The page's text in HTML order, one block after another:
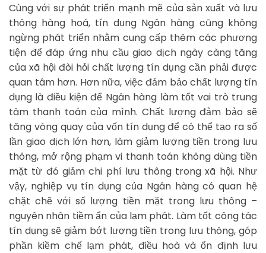
Cùng với sự phát triển mạnh mẽ của sản xuất và lưu
thông hàng hoá, tín dụng Ngân hàng cũng không
ngừng phát triển nhằm cung cấp thêm các phương
tiện để đáp ứng nhu cầu giao dịch ngày càng tăng
của xã hội đòi hỏi chất lượng tín dụng cần phải được
quan tâm hơn. Hơn nữa, việc đảm bảo chất lượng tín
dụng là điều kiện để Ngân hàng làm tốt vai trò trung
tâm thanh toán của mình. Chất lượng đảm bảo sẽ
tăng vòng quay của vốn tín dụng để có thể tạo ra số
lần giao dịch lớn hơn, làm giảm lượng tiền trong lưu
thông, mở rộng phạm vi thanh toán không dùng tiền
mặt từ đó giảm chi phí lưu thông trong xã hội. Như
vậy, nghiệp vụ tín dụng của Ngân hàng có quan hệ
chặt chẽ với số lượng tiền mặt trong lưu thông –
nguyên nhân tiềm ẩn của lạm phát. Làm tốt công tác
tín dụng sẽ giảm bớt lượng tiền trong lưu thông, góp
phần kiềm chế lạm phát, điều hoà và ổn định lưu